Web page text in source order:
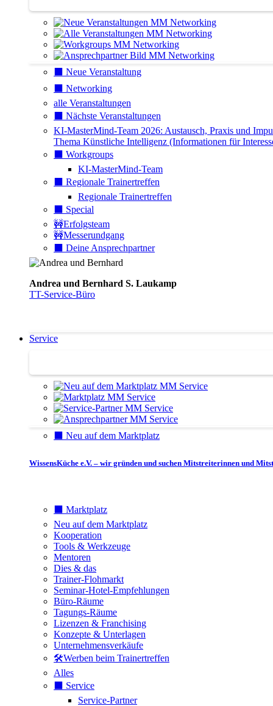
⬛️ Neue Veranstaltung
⬛️ Networking
alle Veranstaltungen
⬛️ Nächste Veranstaltungen
KI-MasterMind-Team 2026: Austausch, Praxis und
Thema Künstliche Intelligenz (Informationen für
⬛️ Workgroups
KI-MasterMind-Team
⬛️ Regionale Trainertreffen
Regionale Trainertreffen
⬛️ Special
🚧Erfolgsteam
🚧Messerundgang
⬛️ Deine Ansprechpartner
Andrea und Bernhard S. Laukamp
TT-Service-Büro
Service
⬛️ Neu auf dem Marktplatz
WissensKüche e.V. – wir gründen und suchen Mitstreiterinnen und
⬛️ Marktplatz
Neu auf dem Marktplatz
Kooperation
Tools & Werkzeuge
Mentoren
Dies & das
Trainer-Flohmarkt
Seminar-Hotel-Empfehlungen
Büro-Räume
Tagungs-Räume
Lizenzen & Franchising
Konzepte & Unterlagen
Unternehmensverkäufe
🛠️Werben beim Trainertreffen
Alles
⬛️ Service
Service-Partner